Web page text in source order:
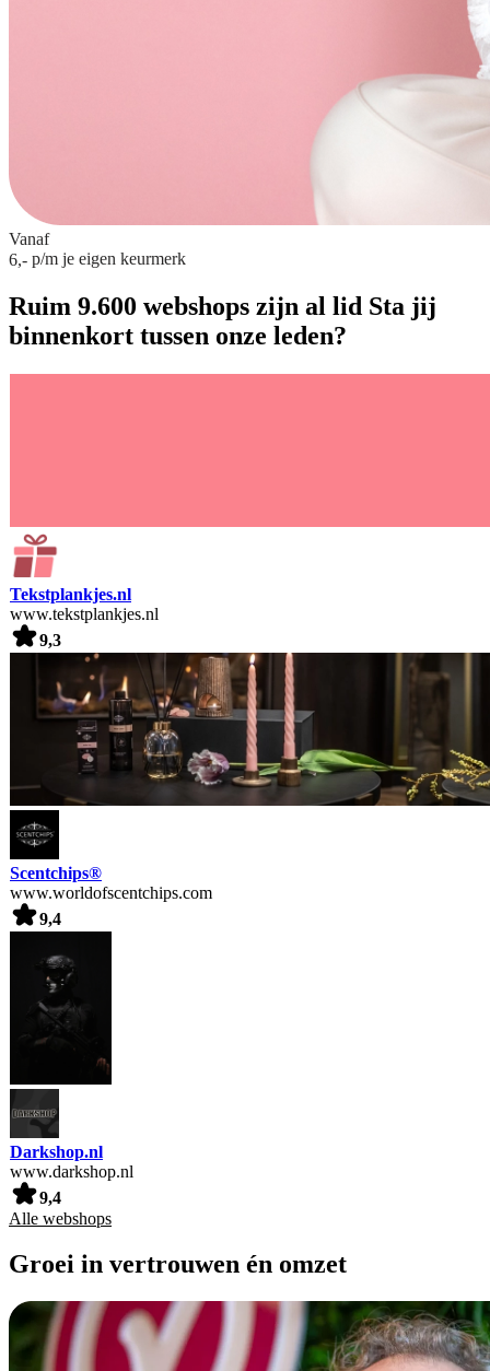
Vanaf
6,- p/m je eigen keurmerk
Ruim 9.600 webshops zijn al lid Sta jij
binnenkort tussen onze leden?
Tekstplankjes.nl
www.tekstplankjes.nl
9,3
Scentchips®
www.worldofscentchips.com
9,4
Darkshop.nl
www.darkshop.nl
9,4
Alle webshops
Groei in vertrouwen én omzet